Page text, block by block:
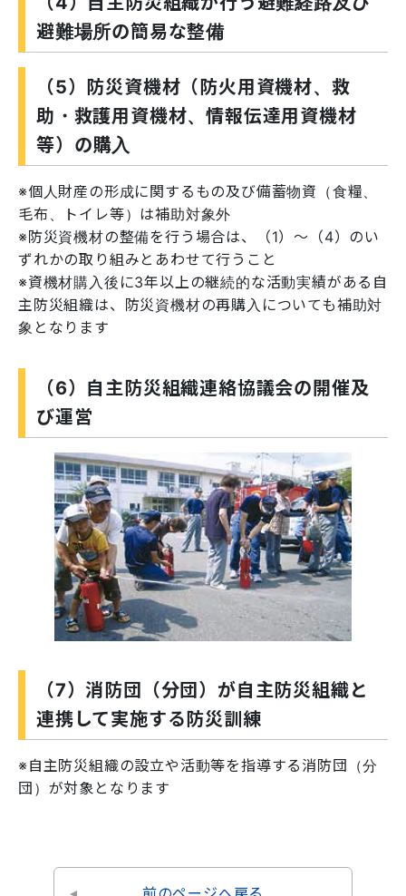
避難場所の簡易な整備
（5）防災資機材（防火用資機材、救
助・救護用資機材、情報伝達用資機材
等）の購入
※個人財産の形成に関するもの及び備蓄物資（食糧、
毛布、トイレ等）は補助対象外
※防災資機材の整備を行う場合は、（1）～（4）のい
ずれかの取り組みとあわせて行うこと
※資機材購入後に3年以上の継続的な活動実績がある自
主防災組織は、防災資機材の再購入についても補助対
象となります
（6）自主防災組織連絡協議会の開催及
び運営
（7）消防団（分団）が自主防災組織と
連携して実施する防災訓練
※自主防災組織の設立や活動等を指導する消防団（分
団）が対象となります